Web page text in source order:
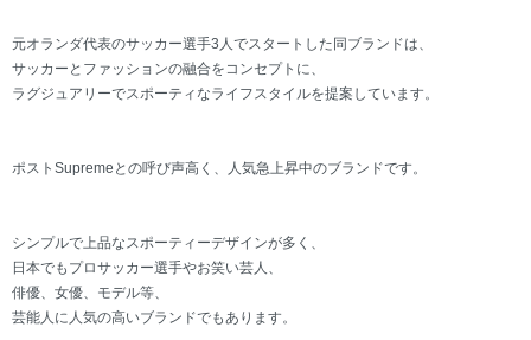
元オランダ代表のサッカー選手3人でスタートした同ブランドは、
サッカーとファッションの融合をコンセプトに、
ラグジュアリーでスポーティなライフスタイルを提案しています。
ポストSupremeとの呼び声高く、人気急上昇中のブランドです。
シンプルで上品なスポーティーデザインが多く、
日本でもプロサッカー選手やお笑い芸人、
俳優、女優、モデル等、
芸能人に人気の高いブランドでもあります。